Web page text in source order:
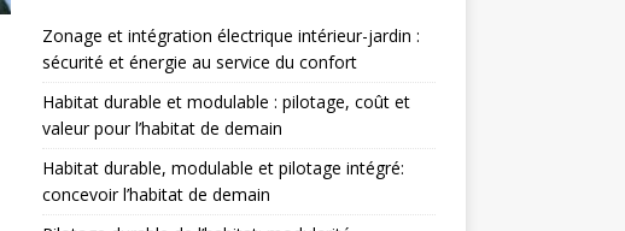
Zonage et intégration électrique intérieur-jardin :
sécurité et énergie au service du confort
Habitat durable et modulable : pilotage, coût et
valeur pour l’habitat de demain
Habitat durable, modulable et pilotage intégré:
concevoir l’habitat de demain